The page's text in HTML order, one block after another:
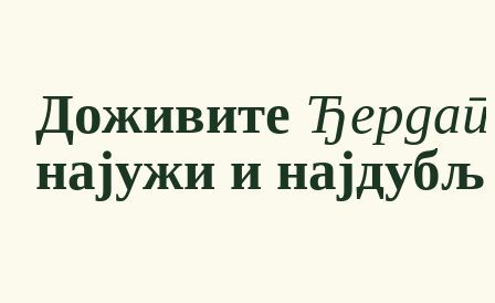
Доживите
најужи и